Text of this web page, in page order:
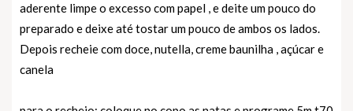
aderente limpe o excesso com papel , e deite um pouco do
preparado e deixe até tostar um pouco de ambos os lados.
Depois recheie com doce, nutella, creme baunilha , açúcar e
canela